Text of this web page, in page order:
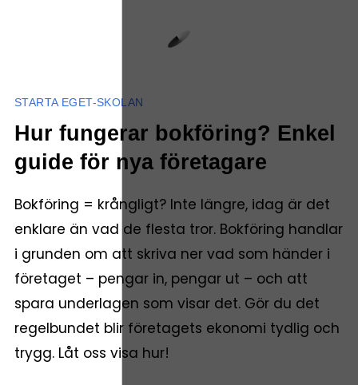
STARTA EGET-SKOLAN
Hur fungerar bokföring? Enkel
guide för nya företagare
Bokföring = krångligt? Inte längre, idag är det
enklare än vad de flesta tror. Bokföring handlar
i grunden om att skriva ner vad som händer i
företaget – pengar in, pengar ut – och att
spara underlagen som visar det. Gör du det
regelbundet blir företagets ekonomi tydlig och
trygg. Låt oss visa hur!